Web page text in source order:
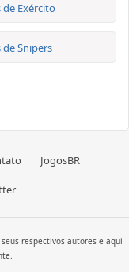
de Exército
de Snipers
JogosBR
respectivos autores e aqui